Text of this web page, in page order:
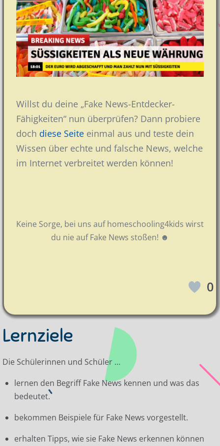
Willst du deine „Fake News-Entdecker-
Fähigkeiten“ nun überprüfen? Dann probiere
doch diese Seite einmal aus und teste dein
Wissen über echte und falsche News, welche
im Internet verbreitet werden können!
Keine Sorge, bei uns auf homeschooling4kids wirst
du nie auf Fake News stoßen! ☻
0
Lernziele
Die Schülerinnen und Schüler …
lernen den Begriff Fake News kennen und was das
bedeutet.
bekommen Beispiele für Fake News vorgestellt.
erhalten Tipps, wie sie Fake News erkennen können